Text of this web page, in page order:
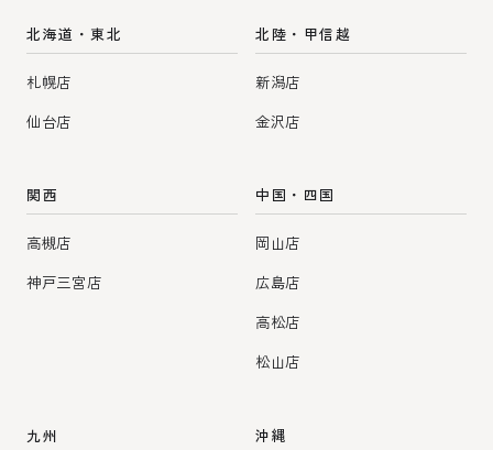
北海道・東北
札幌店
仙台店
北陸・甲信越
新潟店
金沢店
関西
高槻店
神戸三宮店
中国・四国
岡山店
広島店
高松店
松山店
九州 沖縄